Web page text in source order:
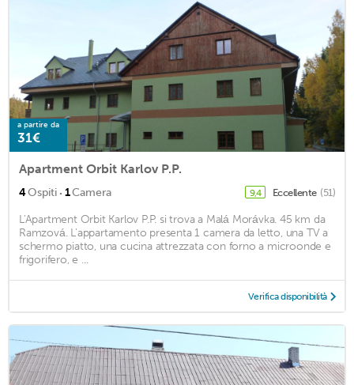
a partire da
31€
Apartment Orbit Karlov P.P.
4Ospiti · 1Camera 9,4 Eccellente (51)
L'Apartment Orbit Karlov P.P. si trova a Malá Morávka. 45 km da
Ramzová. L'appartamento presenta 1 camera da letto, una TV a
schermo piatto, una cucina attrezzata con forno a microonde e
frigorifero, e ...
Verifica disponibilità